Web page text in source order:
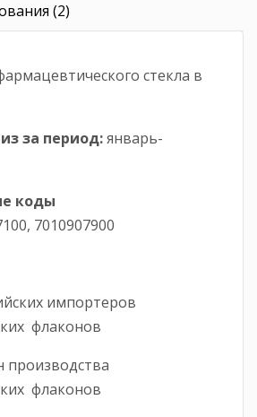
(2)
стекла в
за период:январь-
коды
7010907900
импортеров
флаконов
производства
флаконов